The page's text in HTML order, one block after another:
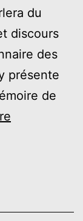
du
discours
des
présente
de